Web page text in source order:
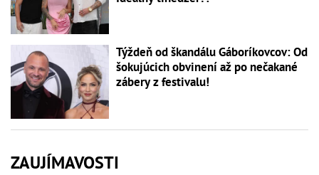
Týždeň od škandálu Gáboríkovcov: Od
šokujúcich obvinení až po nečakané
zábery z festivalu!
ZAUJÍMAVOSTI